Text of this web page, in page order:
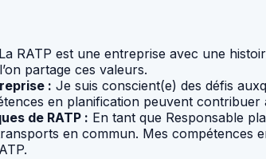
La RATP est une entreprise avec une
partage ces valeurs.
: Je suis conscient(e) des défis
en planification peuvent contribuer
de RATP : En tant que Responsable
en commun. Mes compétences